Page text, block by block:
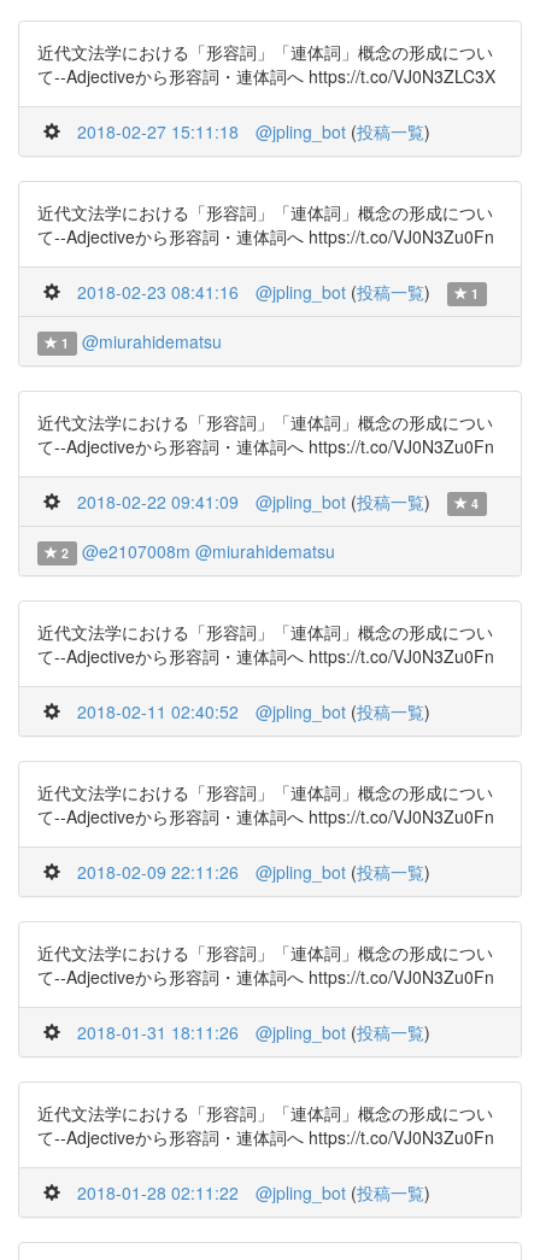
近代文法学における「形容詞」「連体詞」概念の形成につい
て--Adjectiveから形容詞・連体詞へ https://t.co/VJ0N3ZLC3X
2018-02-27 15:11:18 @jpling_bot (投稿一覧)
近代文法学における「形容詞」「連体詞」概念の形成につい
て--Adjectiveから形容詞・連体詞へ https://t.co/VJ0N3Zu0Fn
2018-02-23 08:41:16 @jpling_bot (投稿一覧) 1
1 @miurahidematsu
近代文法学における「形容詞」「連体詞」概念の形成につい
て--Adjectiveから形容詞・連体詞へ https://t.co/VJ0N3Zu0Fn
2018-02-22 09:41:09 @jpling_bot (投稿一覧) 4
2 @e2107008m @miurahidematsu
近代文法学における「形容詞」「連体詞」概念の形成につい
て--Adjectiveから形容詞・連体詞へ https://t.co/VJ0N3Zu0Fn
2018-02-11 02:40:52 @jpling_bot (投稿一覧)
近代文法学における「形容詞」「連体詞」概念の形成につい
て--Adjectiveから形容詞・連体詞へ https://t.co/VJ0N3Zu0Fn
2018-02-09 22:11:26 @jpling_bot (投稿一覧)
近代文法学における「形容詞」「連体詞」概念の形成につい
て--Adjectiveから形容詞・連体詞へ https://t.co/VJ0N3Zu0Fn
2018-01-31 18:11:26 @jpling_bot (投稿一覧)
近代文法学における「形容詞」「連体詞」概念の形成につい
て--Adjectiveから形容詞・連体詞へ https://t.co/VJ0N3Zu0Fn
2018-01-28 02:11:22 @jpling_bot (投稿一覧)